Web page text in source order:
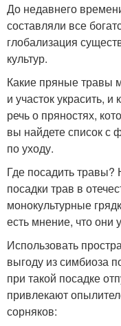
До недавнего
составляли все
глобализация
культур.
Какие пряные травы
и участок украсить,
речь о пряностях,
вы найдете список с
по уходу.
Где посадить
посадки трав в
монокультурные
есть мнение, что они
Использовать
выгоду из симбиоза
при такой посадке
привлекают
сорняков: